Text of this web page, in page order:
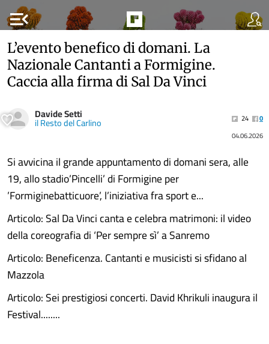
menu_open
L’evento benefico di domani. La
Nazionale Cantanti a Formigine.
Caccia alla firma di Sal Da Vinci
Davide Setti
il Resto del Carlino 24
0
04.06.2026
Si avvicina il grande appuntamento di domani sera, alle
19, allo stadio’Pincelli’ di Formigine per
’Formiginebatticuore’, l’iniziativa fra sport e...
Articolo: Sal Da Vinci canta e celebra matrimoni: il video
della coreografia di ‘Per sempre sì’ a Sanremo
Articolo: Beneficenza. Cantanti e musicisti si sfidano al
Mazzola
Articolo: Sei prestigiosi concerti. David Khrikuli inaugura il
Festival........